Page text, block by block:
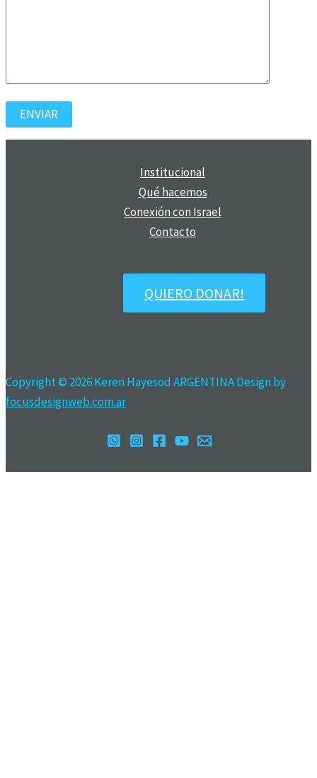
Institucional
Qué hacemos
Conexión con Israel
Contacto
QUIERO DONAR!
Copyright © 2026 Keren Hayesod ARGENTINA Design by
focusdesignweb.com.ar